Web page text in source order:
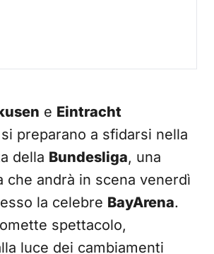
e Eintracht
si preparano a sfidarsi nella
della Bundesliga, una
che andrà in scena venerdì
la celebre BayArena.
spettacolo,
luce dei cambiamenti